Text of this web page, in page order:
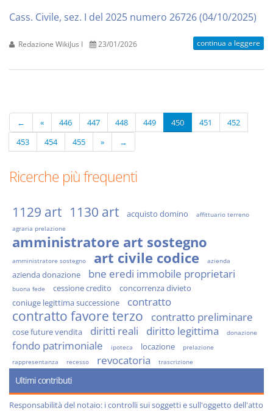
Cass. Civile, sez. I del 2025 numero 26726 (04/10/2025)
Redazione WikiJus I 23/01/2026 continua a leggere
← « 446 447 448 449 450 451
452
453
454 455 » →
Ricerche più frequenti
1129 art 1130 art acquisto domino
affittuario terreno
agraria prelazione
amministratore art sostegno
amministratore sostegno art civile codice azienda
azienda donazione bne eredi immobile proprietari
buona fede cessione credito
concorrenza divieto
coniuge legittima successione
contratto
contratto favore terzo contratto preliminare
cose future vendita diritti reali diritto legittima donazione
fondo patrimoniale ipoteca locazione
prelazione
rappresentanza
recesso revocatoria trascrizione
Ultimi contributi
Responsabilità del notaio: i controlli sui soggetti e sull'oggetto dell'atto